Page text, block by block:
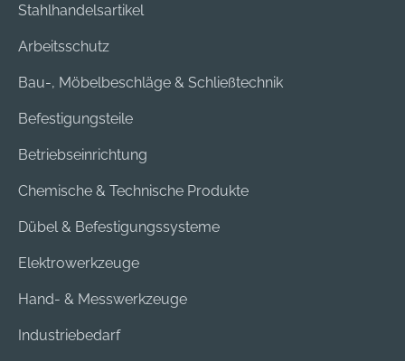
Stahlhandelsartikel
Arbeitsschutz
Bau-, Möbelbeschläge & Schließtechnik
Befestigungsteile
Betriebseinrichtung
Chemische & Technische Produkte
Dübel & Befestigungssysteme
Elektrowerkzeuge
Hand- & Messwerkzeuge
Industriebedarf